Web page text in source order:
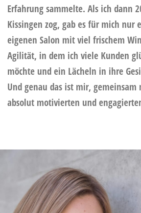
Erfahrung sammelte. Als ich dann
Kissingen zog, gab es für mich nur
eigenen Salon mit viel frischem
Agilität, in dem ich viele Kunden
möchte und ein Lächeln in ihre
Und genau das ist mir,
absolut motivierten und